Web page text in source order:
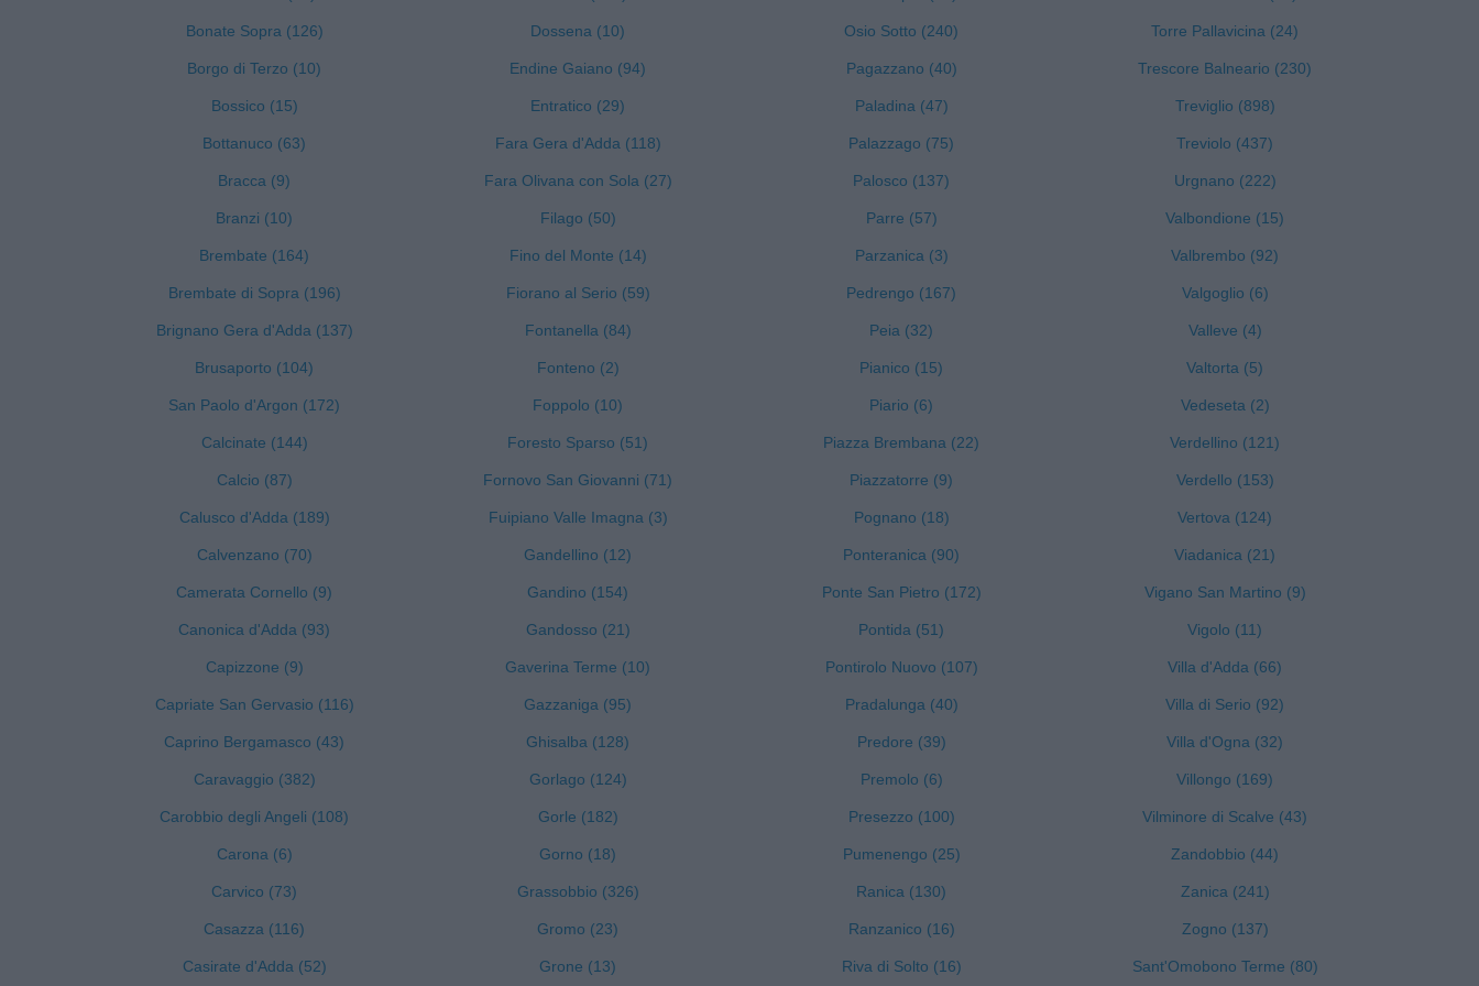
Bonate Sopra (126)
Borgo di Terzo (10)
Bossico (15)
Bottanuco (63)
Bracca (9)
Branzi (10)
Brembate (164)
Brembate di Sopra (196)
Brignano Gera d'Adda (137)
Brusaporto (104)
San Paolo d'Argon (172)
Calcinate (144)
Calcio (87)
Calusco d'Adda (189)
Calvenzano (70)
Camerata Cornello (9)
Canonica d'Adda (93)
Capizzone (9)
Capriate San Gervasio (116)
Caprino Bergamasco (43)
Caravaggio (382)
Carobbio degli Angeli (108)
Carona (6)
Carvico (73)
Casazza (116)
Casirate d'Adda (52)
Dossena (10)
Endine Gaiano (94)
Entratico (29)
Fara Gera d'Adda (118)
Fara Olivana con Sola (27)
Filago (50)
Fino del Monte (14)
Fiorano al Serio (59)
Fontanella (84)
Fonteno (2)
Foppolo (10)
Foresto Sparso (51)
Fornovo San Giovanni (71)
Fuipiano Valle Imagna (3)
Gandellino (12)
Gandino (154)
Gandosso (21)
Gaverina Terme (10)
Gazzaniga (95)
Ghisalba (128)
Gorlago (124)
Gorle (182)
Gorno (18)
Grassobbio (326)
Gromo (23)
Grone (13)
Osio Sotto (240)
Pagazzano (40)
Paladina (47)
Palazzago (75)
Palosco (137)
Parre (57)
Parzanica (3)
Pedrengo (167)
Peia (32)
Pianico (15)
Piario (6)
Piazza Brembana (22)
Piazzatorre (9)
Pognano (18)
Ponteranica (90)
Ponte San Pietro (172)
Pontida (51)
Pontirolo Nuovo (107)
Pradalunga (40)
Predore (39)
Premolo (6)
Presezzo (100)
Pumenengo (25)
Ranica (130)
Ranzanico (16)
Riva di Solto (16)
Torre Pallavicina (24)
Trescore Balneario (230)
Treviglio (898)
Treviolo (437)
Urgnano (222)
Valbondione (15)
Valbrembo (92)
Valgoglio (6)
Valleve (4)
Valtorta (5)
Vedeseta (2)
Verdellino (121)
Verdello (153)
Vertova (124)
Viadanica (21)
Vigano San Martino (9)
Vigolo (11)
Villa d'Adda (66)
Villa di Serio (92)
Villa d'Ogna (32)
Villongo (169)
Vilminore di Scalve (43)
Zandobbio (44)
Zanica (241)
Zogno (137)
Sant'Omobono Terme (80)